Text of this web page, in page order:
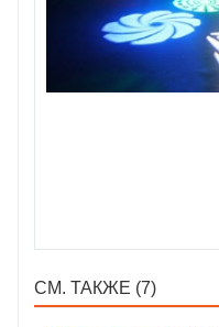
СМ. ТАКЖЕ (7)